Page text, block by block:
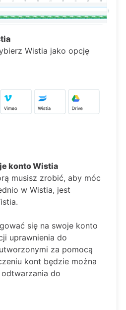
Wistia jako opcję
konto Wistia
musisz zrobić, aby móc
w Wistia, jest
się na swoje konto
uprawnienia do
za pomocą
kont będzie można
do